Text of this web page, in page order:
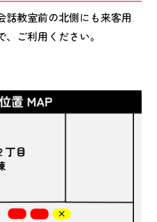
話教室前の北側にも来客用
ご利用ください。